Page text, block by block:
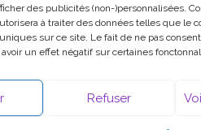
des publicités (non-)personnalisées.
à traiter des données telles que le
sur ce site. Le fait de ne pas
un effet négatif sur certaines
Refuser